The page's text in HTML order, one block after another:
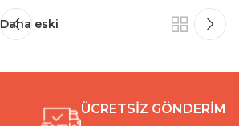
Daha eski
ÜCRETSİZ GÖNDERİM